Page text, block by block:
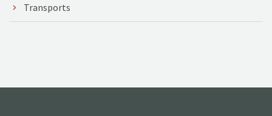
Transports